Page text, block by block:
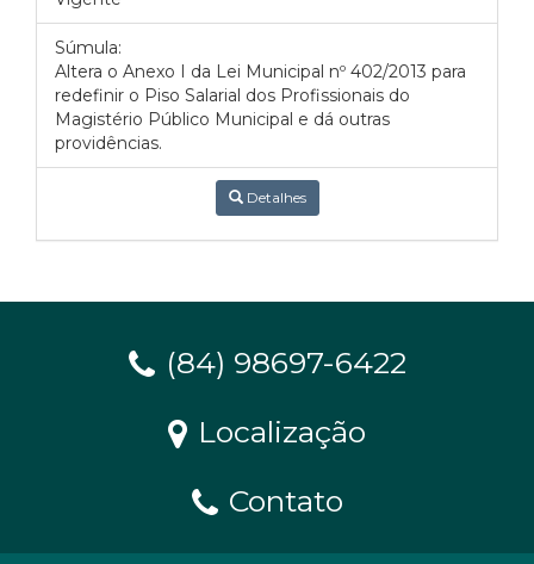
Súmula:
Altera o Anexo I da Lei Municipal nº 402/2013 para
redefinir o Piso Salarial dos Profissionais do
Magistério Público Municipal e dá outras
providências.
Detalhes
(84) 98697-6422
Localização
Contato